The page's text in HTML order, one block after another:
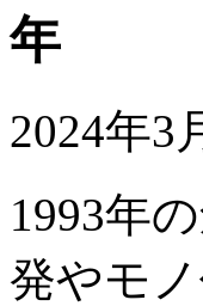
年
2024年3
1993年
発やモ